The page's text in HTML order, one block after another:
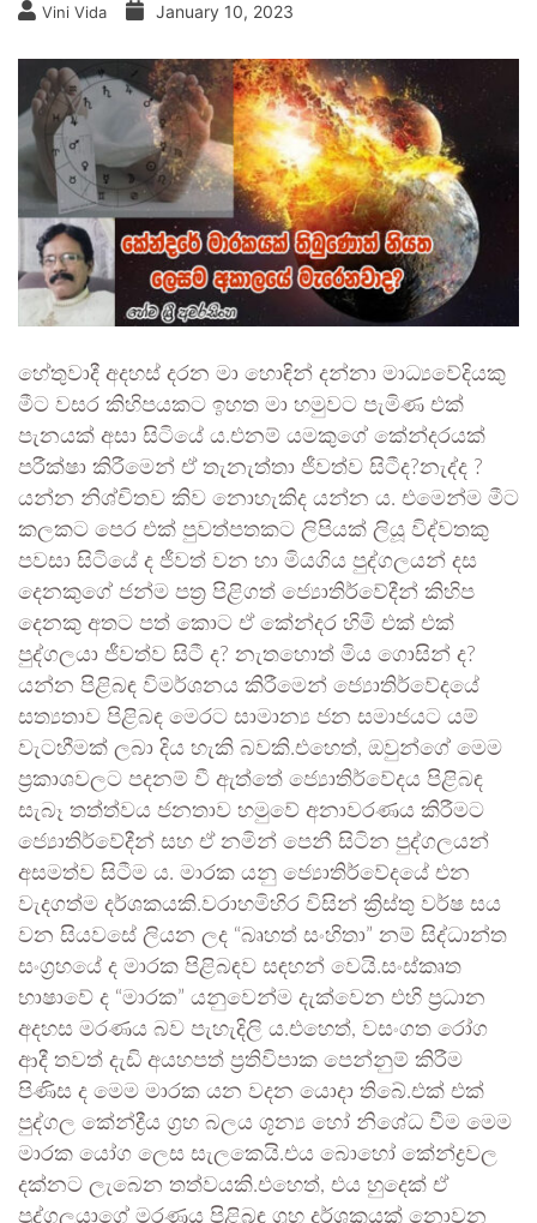
Vini Vida January 10, 2023
හේතුවාදී අදහස් දරන මා හොඳින් දන්නා මාධ්‍යවේදියකු
මීට වසර කිහිපයකට ඉහත මා හමුවට පැමිණ එක්
පැනයක් අසා සිටියේ ය.එනම් යමකුගේ කේන්දරයක්
පරීක්ෂා කිරීමෙන් ඒ තැනැත්තා ජීවත්ව සිටීද?නැද්ද ?
යන්න නිශ්චිතව කිව නොහැකිද යන්න ය. එමෙන්ම මීට
කලකට පෙර එක් පුවත්පතකට ලිපියක් ලියූ විද්වතකු
පවසා සිටියේ ද ජීවත් වන හා මියගිය පුද්ගලයන් දස
දෙනකුගේ ජන්ම පත්‍ර පිළිගත් ජ්‍යොතිර්වේදීන් කිහිප
දෙනකු අතට පත් කොට ඒ කේන්දර හිමි එක් එක්
පුද්ගලයා ජීවත්ව සිටී ද? නැතහොත් මිය ගොසින් ද?
යන්න පිළිබඳ විමර්ශනය කිරීමෙන් ජ්‍යොතිර්වේදයේ
සත්‍යතාව පිළිබඳ මෙරට සාමාන්‍ය ජන සමාජයට යම්
වැටහීමක් ලබා දිය හැකි බවකි.එහෙත්, ඔවුන්ගේ මෙම
ප්‍රකාශවලට පදනම් වී ඇත්තේ ජ්‍යොතිර්වේදය පිළිබඳ
සැබෑ තත්ත්වය ජනතාව හමුවේ අනාවරණය කිරීමට
ජ්‍යොතිර්වේදීන් සහ ඒ නමින් පෙනී සිටින පුද්ගලයන්
අසමත්ව සිටීම ය. මාරක යනු ජ්‍යොතිර්වේදයේ එන
වැදගත්ම දර්ශකයකි.වරාහමිහිර විසින් ක්‍රිස්තු වර්ෂ සය
වන සියවසේ ලියන ලද “බෘහත් සංහිතා” නම් සිද්ධාන්ත
සංග්‍රහයේ ද මාරක පිළිබඳව සඳහන් වෙයි.සංස්කෘත
භාෂාවේ ද “මාරක” යනුවෙන්ම දැක්වෙන එහි ප්‍රධාන
අදහස මරණය බව පැහැදිලි ය.එහෙත්, වසංගත රෝග
ආදී තවත් දැඩි අයහපත් ප්‍රතිවිපාක පෙන්නුම් කිරීම
පිණිස ද මෙම මාරක යන වදන යොදා තිබේ.එක් එක්
පුද්ගල කේන්ද්‍රීය ග්‍රහ බලය ශූන්‍ය හෝ නිශේධ වීම මෙම
මාරක යෝග ලෙස සැලකෙයි.එය බොහෝ කේන්ද්‍රවල
දක්නට ලැබෙන තත්වයකි.එහෙත්, එය හුදෙක් ඒ
පුද්ගලයාගේ මරණය පිළිබඳ ග්‍රහ දර්ශකයක් නොවන